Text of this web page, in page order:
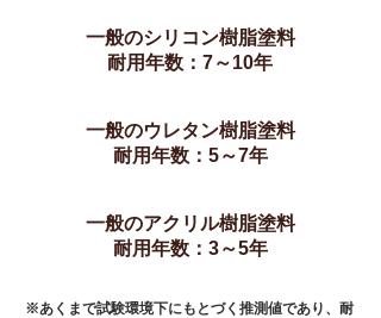
一般の​シリコン樹脂塗料
耐用年数：7～10年
一般のウレタン樹脂塗料
耐用年数：5～7年
一般の​アクリル樹脂塗料
耐用年数：3～5年
※あくまで試験環境下にもとづく推測値であり、耐